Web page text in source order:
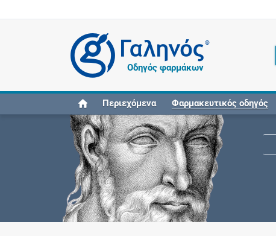
®
Οδηγός φαρμάκων
Περιεχόμενα Φαρμακευτικός οδηγός